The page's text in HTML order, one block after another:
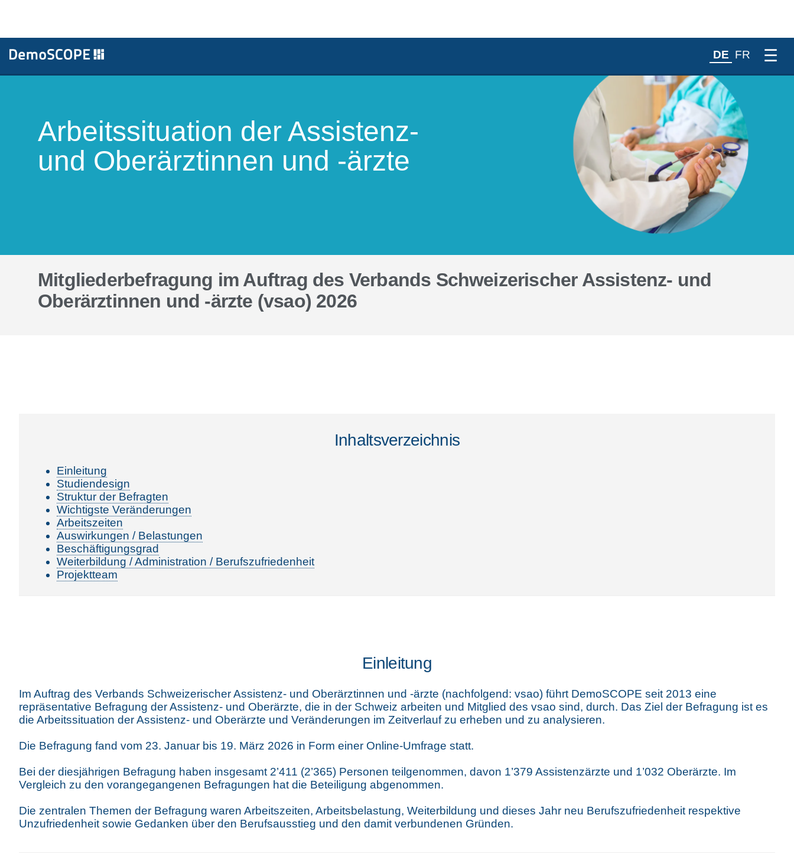
DE FR ☰
Arbeitssituation der Assistenz-
und Oberärztinnen und -ärzte
Mitgliederbefragung im Auftrag des Verbands Schweizerischer Assistenz- und
Oberärztinnen und -ärzte (vsao) 2026
Inhaltsverzeichnis
Einleitung
Studiendesign
Struktur der Befragten
Wichtigste Veränderungen
Arbeitszeiten
Auswirkungen / Belastungen
Beschäftigungsgrad
Weiterbildung / Administration / Berufszufriedenheit
Projektteam
Einleitung
Im Auftrag des Verbands Schweizerischer Assistenz- und Oberärztinnen und -ärzte (nachfolgend: vsao) führt DemoSCOPE seit 2013 eine
repräsentative Befragung der Assistenz- und Oberärzte, die in der Schweiz arbeiten und Mitglied des vsao sind, durch. Das Ziel der Befragung ist es
die Arbeitssituation der Assistenz- und Oberärzte und Veränderungen im Zeitverlauf zu erheben und zu analysieren.
Die Befragung fand vom 23. Januar bis 19. März 2026 in Form einer Online-Umfrage statt.
Bei der diesjährigen Befragung haben insgesamt 2’411 (2’365) Personen teilgenommen, davon 1’379 Assistenzärzte und 1’032 Oberärzte. Im
Vergleich zu den vorangegangenen Befragungen hat die Beteiligung abgenommen.
Die zentralen Themen der Befragung waren Arbeitszeiten, Arbeitsbelastung, Weiterbildung und dieses Jahr neu Berufszufriedenheit respektive
Unzufriedenheit sowie Gedanken über den Berufsausstieg und den damit verbundenen Gründen.